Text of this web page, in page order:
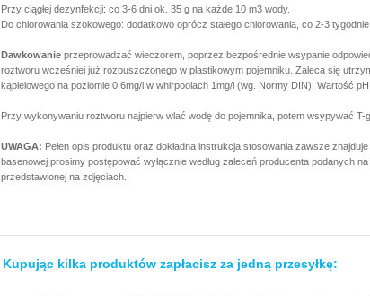
Przy ciągłej dezynfekcji: co 3-6 dni ok. 35 g na każde 10 m3 wody.
Do chlorowania szokowego: dodatkowo oprócz stałego chlorowania, co 2-3
Dawkowanie przeprowadzać wieczorem, poprzez bezpośrednie wsypanie
roztworu wcześniej już rozpuszczonego w plastikowym pojemniku. Zaleca się
kąpielowego na poziomie 0,6mg/l w whirpoolach 1mg/l (wg. Normy DIN). Wartość pH
Przy wykonywaniu roztworu najpierw wlać wodę do pojemnika, potem wsypywać T-
UWAGA: Pełen opis produktu oraz dokładna instrukcja stosowania zawsze
basenowej prosimy postępować wyłącznie według zaleceń producenta podanych
przedstawionej na zdjęciach.
Kupując kilka produktów zapłacisz za jedną przesyłkę: